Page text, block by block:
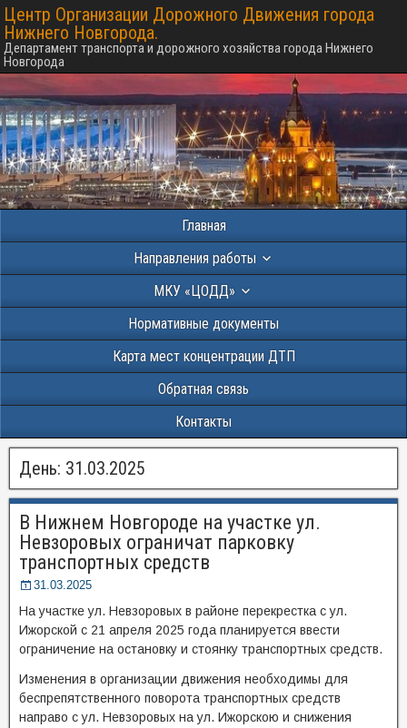
Центр Организации Дорожного Движения города
Нижнего Новгорода.
Департамент транспорта и дорожного хозяйства города Нижнего
Новгорода
Главная
Направления работы
МКУ «ЦОДД»
Нормативные документы
Карта мест концентрации ДТП
Обратная связь
Контакты
День: 31.03.2025
В Нижнем Новгороде на участке ул.
Невзоровых ограничат парковку
транспортных средств
31.03.2025
На участке ул. Невзоровых в районе перекрестка с ул.
Ижорской с 21 апреля 2025 года планируется ввести
ограничение на остановку и стоянку транспортных средств.
Изменения в организации движения необходимы для
беспрепятственного поворота транспортных средств
направо с ул. Невзоровых на ул. Ижорскою и снижения